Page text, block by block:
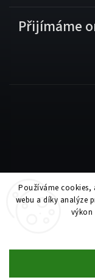
Používáme
webu a díky analýze
výkon
Přijímáme
Copyright 2026